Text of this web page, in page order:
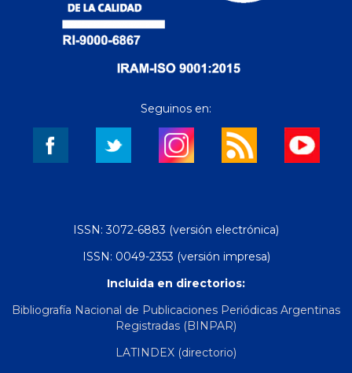
Seguinos en:
ISSN: 3072-6883 (versión electrónica)
ISSN: 0049-2353 (versión impresa)
Incluida en directorios:
Bibliografía Nacional de Publicaciones Periódicas Argentinas
Registradas (BINPAR)
LATINDEX (directorio)